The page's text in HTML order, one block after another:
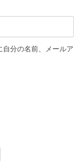
分の名前、メールア